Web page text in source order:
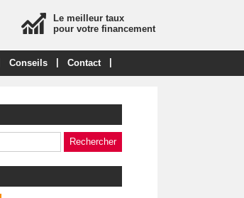
Le meilleur taux
pour votre financement
Conseils Contact